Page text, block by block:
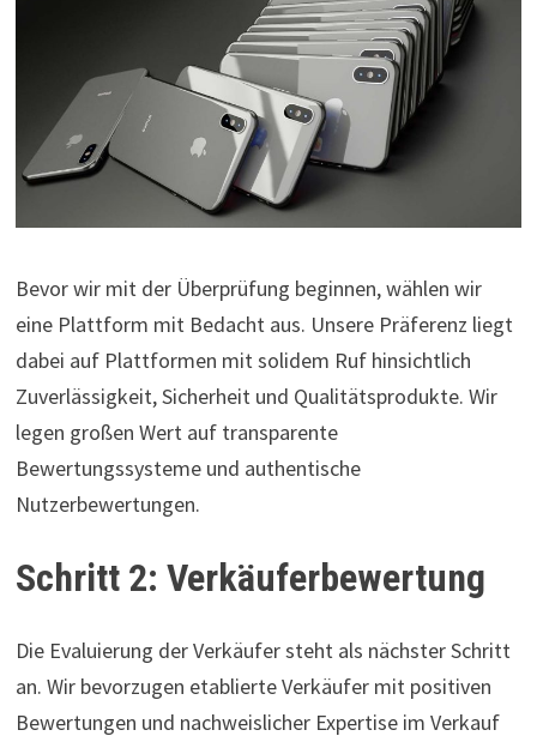
Bevor wir mit der Überprüfung beginnen, wählen wir
eine Plattform mit Bedacht aus. Unsere Präferenz liegt
dabei auf Plattformen mit solidem Ruf hinsichtlich
Zuverlässigkeit, Sicherheit und Qualitätsprodukte. Wir
legen großen Wert auf transparente
Bewertungssysteme und authentische
Nutzerbewertungen.
Schritt 2: Verkäuferbewertung
Die Evaluierung der Verkäufer steht als nächster Schritt
an. Wir bevorzugen etablierte Verkäufer mit positiven
Bewertungen und nachweislicher Expertise im Verkauf